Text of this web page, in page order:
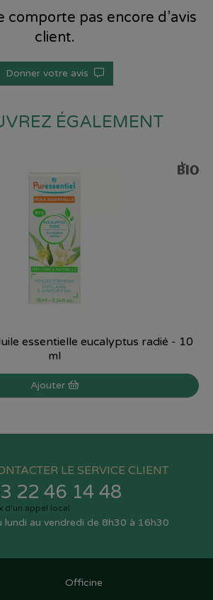
comporte pas encore d’avis
client.
Donner votre avis
ÉGALEMENT
essentielle eucalyptus radié - 10
ml
Ajouter
LE SERVICE CLIENT
22 46 14 48
d’un appel local
lundi au vendredi de 8h30 à 16h30
Officine